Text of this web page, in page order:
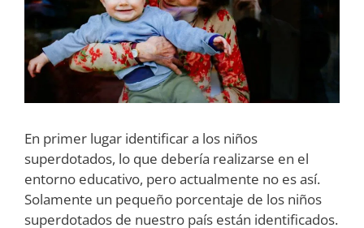
En primer lugar identificar a los niños
superdotados, lo que debería realizarse en el
entorno educativo, pero actualmente no es así.
Solamente un pequeño porcentaje de los niños
superdotados de nuestro país están identificados.